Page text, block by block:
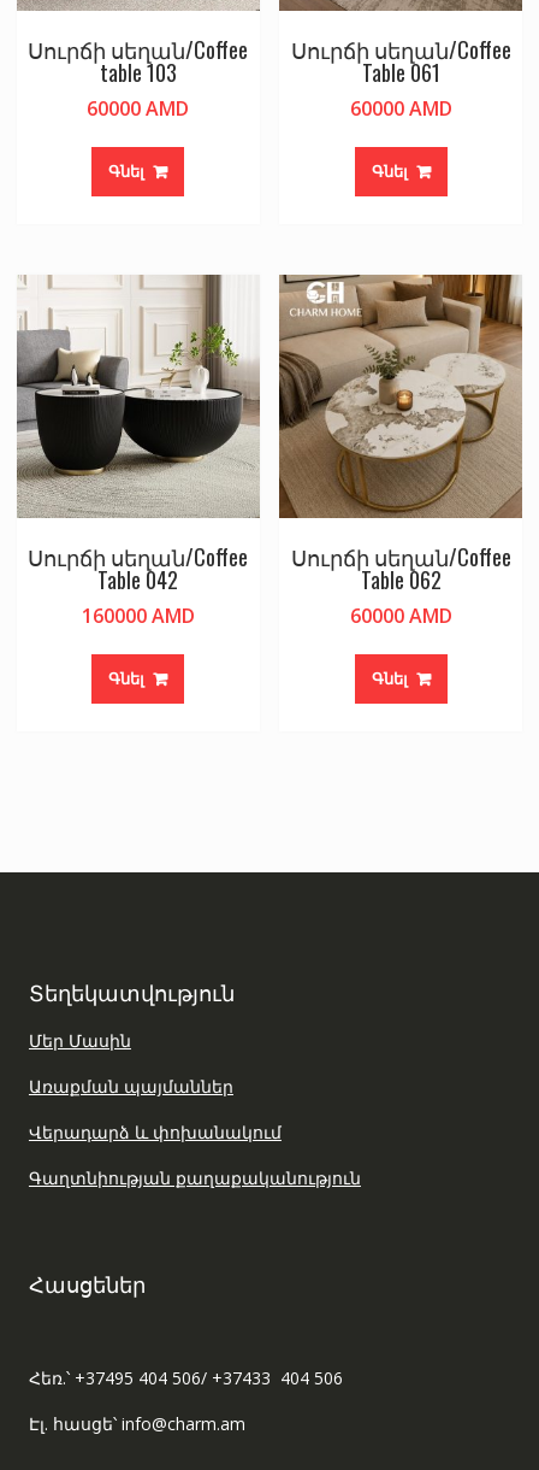
Սուրճի սեղան/Coffee
table 103
60000AMD
Գնել
Սուրճի սեղան/Coffee
Table 061
60000AMD
Գնել
Սուրճի սեղան/Coffee
Table 042
160000AMD
Գնել
Սուրճի սեղան/Coffee
Table 062
60000AMD
Գնել
Տեղեկատվություն
Մեր Մասին
Առաքման պայմաններ
Վերադարձ և փոխանակում
Գաղտնիության քաղաքականություն
Հասցեներ
Հեռ.՝ +37495 404 506/ +37433 404 506
Էլ. հասցե՝ info@charm.am